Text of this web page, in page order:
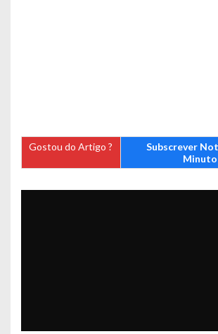
Gostou do Artigo ?
Subscrever
Minuto